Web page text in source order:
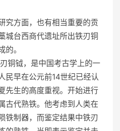
究方面，也有相当重要的贡
城台西商代遗址所出铁刃铜
。
铜钺，是中国考古学上的一
民早在公元前14世纪已经认
先生的高度重视。开始进行
古代熟铁。他考虑到人类在
铁制器，而鉴定结果中铁刃